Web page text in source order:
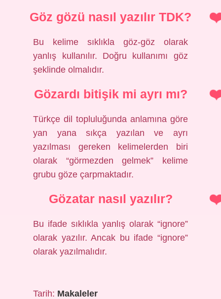
Göz gözü nasıl yazılır TDK?
Bu kelime sıklıkla göz-göz olarak
yanlış kullanılır. Doğru kullanımı göz
şeklinde olmalıdır.
Gözardı bitişik mi ayrı mı?
Türkçe dil topluluğunda anlamına göre
yan yana sıkça yazılan ve ayrı
yazılması gereken kelimelerden biri
olarak “görmezden gelmek” kelime
grubu göze çarpmaktadır.
Gözatar nasıl yazılır?
Bu ifade sıklıkla yanlış olarak “ignore”
olarak yazılır. Ancak bu ifade “ignore”
olarak yazılmalıdır.
Tarih: Makaleler